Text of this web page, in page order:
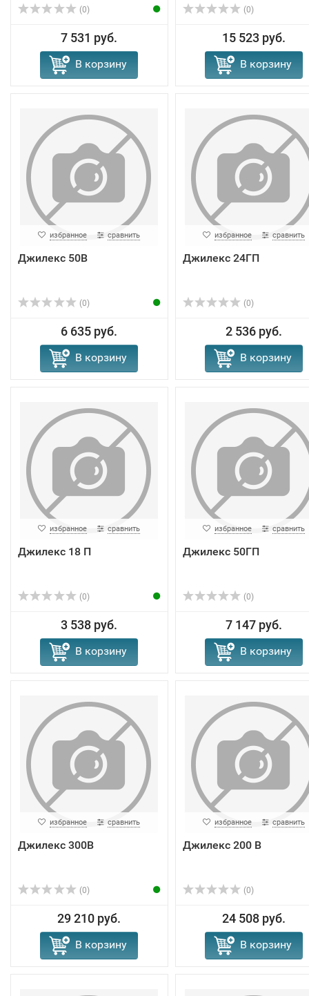
(0)
7 531 руб.
В корзину
(0)
15 523 руб.
В корзину
избранное сравнить
Джилекс 50В
(0)
6 635 руб.
В корзину
избранное сравнить
Джилекс 24ГП
(0)
2 536 руб.
В корзину
избранное сравнить
Джилекс 18 П
(0)
3 538 руб.
В корзину
избранное сравнить
Джилекс 50ГП
(0)
7 147 руб.
В корзину
избранное сравнить
Джилекс 300В
(0)
29 210 руб.
В корзину
избранное сравнить
Джилекс 200 В
(0)
24 508 руб.
В корзину